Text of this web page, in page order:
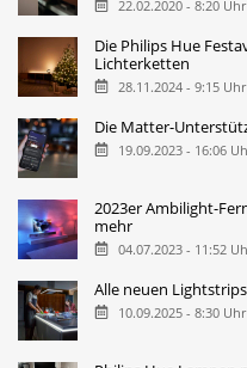
22.02.2020 - 8:20 Uhr
Die Philips Hue
Lichterketten
28.11.2024 - 9:15 Uhr
Die Matter-
19.09.2023 - 16:06
2023er Ambilight-
mehr
04.07.2023 - 11:52
Alle neuen
10.09.2025 - 8:30 Uhr